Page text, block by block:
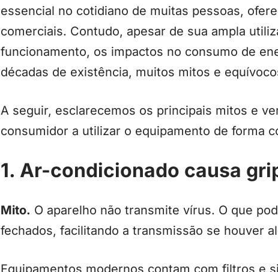
essencial no cotidiano de muitas pessoas,
comerciais. Contudo, apesar de sua ampla
funcionamento, os impactos no consumo de
décadas de existência, muitos mitos e
A seguir, esclarecemos os principais mitos e
consumidor a utilizar o equipamento de forma
1. Ar-condicionado causa
Mito. O aparelho não transmite vírus. O que
fechados, facilitando a transmissão se houver